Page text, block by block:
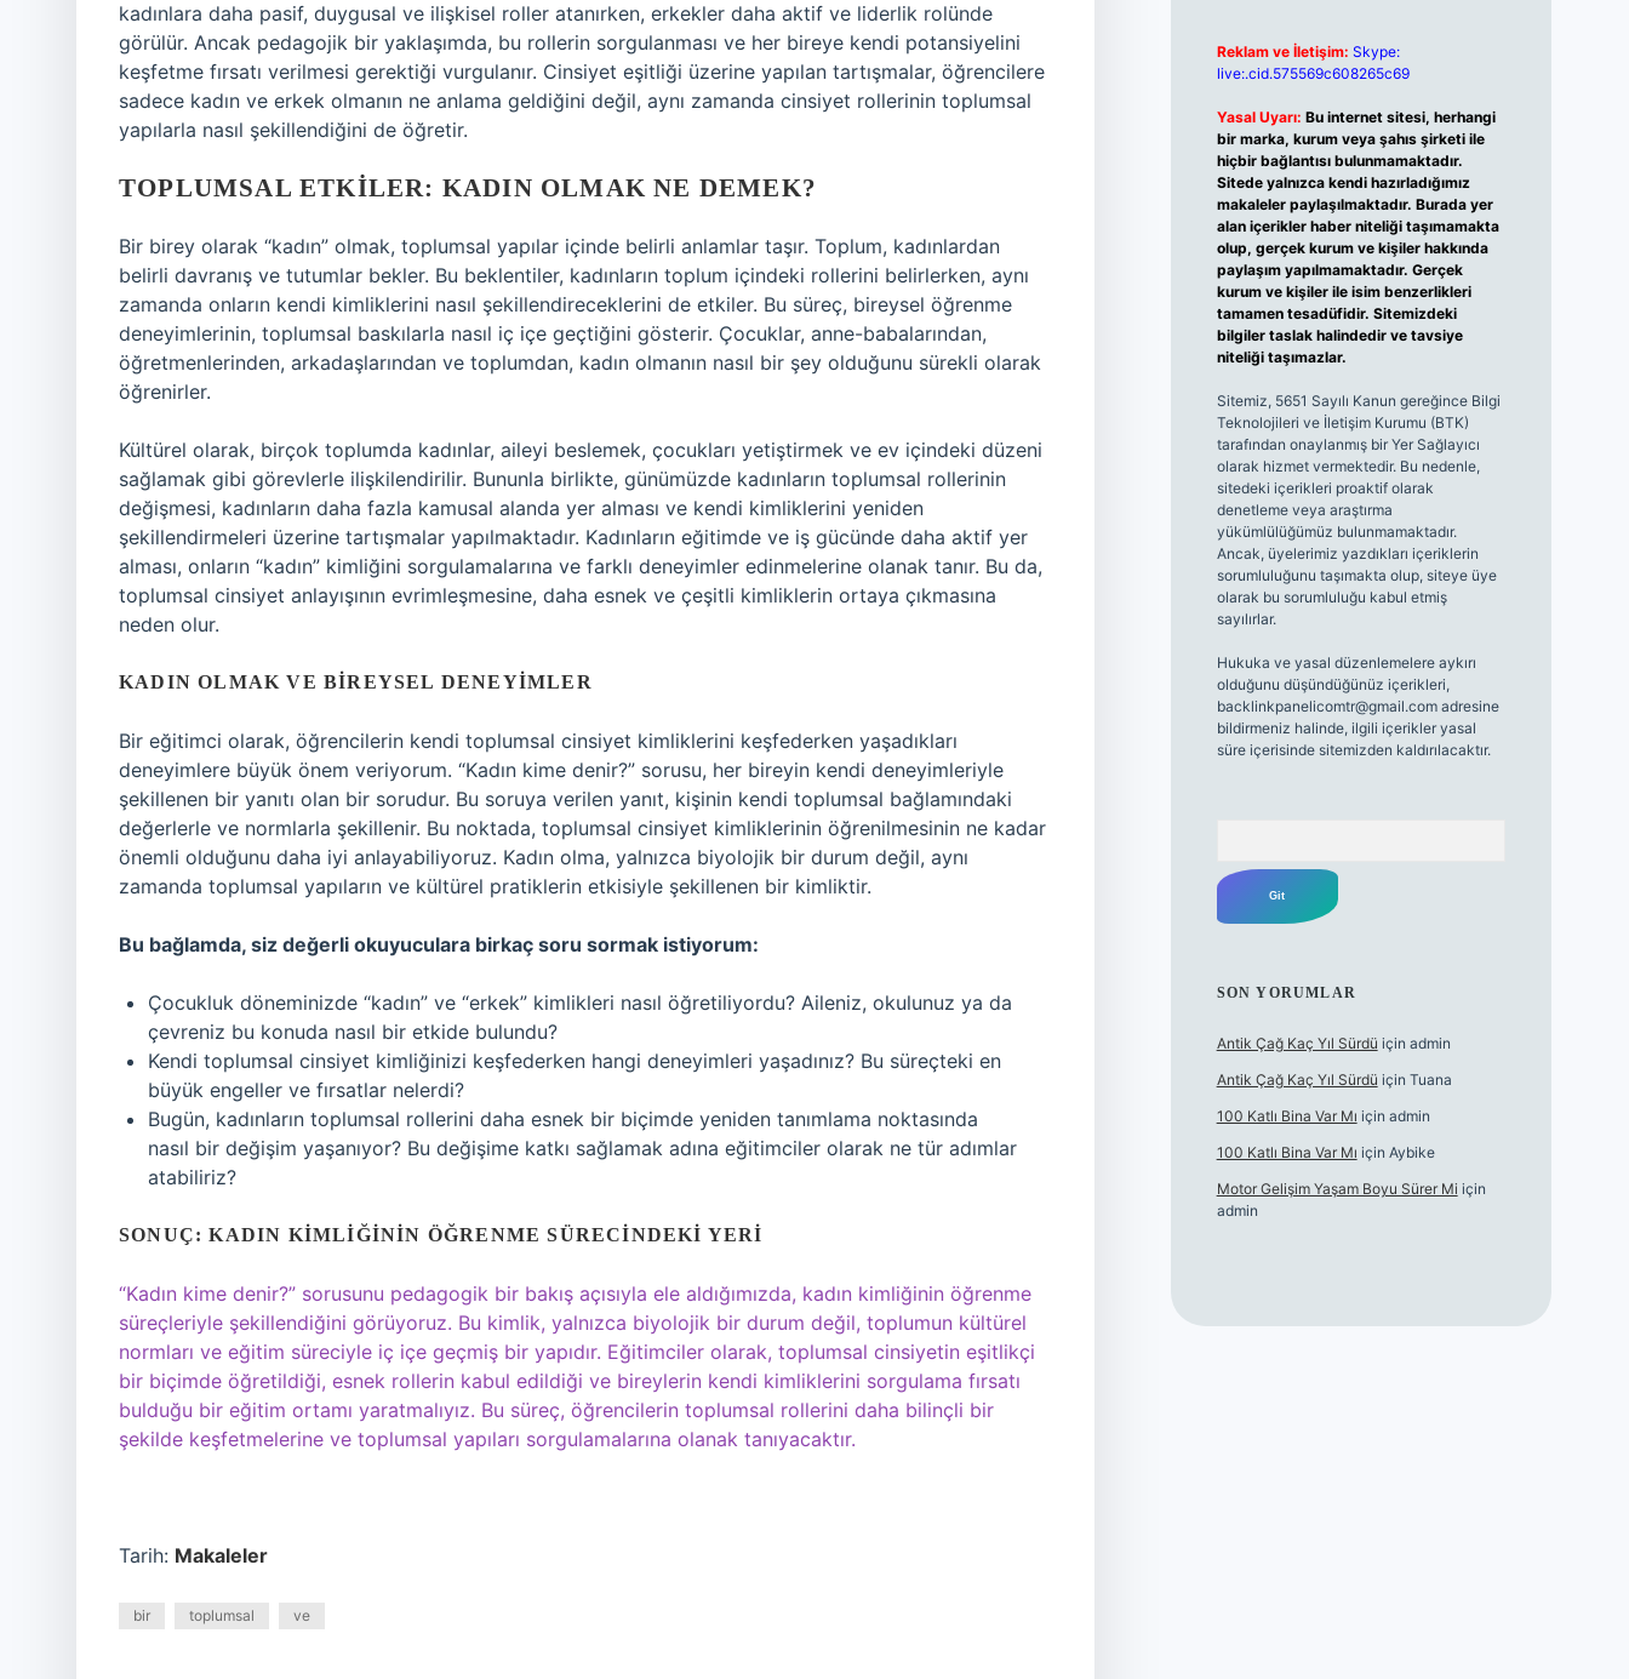
kadınlara daha pasif, duygusal ve ilişkisel roller atanırken, erkekler daha aktif ve liderlik rolünde
görülür. Ancak pedagojik bir yaklaşımda, bu rollerin sorgulanması ve her bireye kendi potansiyelini
keşfetme fırsatı verilmesi gerektiği vurgulanır. Cinsiyet eşitliği üzerine yapılan tartışmalar, öğrencilere
sadece kadın ve erkek olmanın ne anlama geldiğini değil, aynı zamanda cinsiyet rollerinin toplumsal
yapılarla nasıl şekillendiğini de öğretir.
TOPLUMSAL ETKILER: KADIN OLMAK NE DEMEK?
Bir birey olarak “kadın” olmak, toplumsal yapılar içinde belirli anlamlar taşır. Toplum, kadınlardan
belirli davranış ve tutumlar bekler. Bu beklentiler, kadınların toplum içindeki rollerini belirlerken, aynı
zamanda onların kendi kimliklerini nasıl şekillendireceklerini de etkiler. Bu süreç, bireysel öğrenme
deneyimlerinin, toplumsal baskılarla nasıl iç içe geçtiğini gösterir. Çocuklar, anne-babalarından,
öğretmenlerinden, arkadaşlarından ve toplumdan, kadın olmanın nasıl bir şey olduğunu sürekli olarak
öğrenirler.
Kültürel olarak, birçok toplumda kadınlar, aileyi beslemek, çocukları yetiştirmek ve ev içindeki düzeni
sağlamak gibi görevlerle ilişkilendirilir. Bununla birlikte, günümüzde kadınların toplumsal rollerinin
değişmesi, kadınların daha fazla kamusal alanda yer alması ve kendi kimliklerini yeniden
şekillendirmeleri üzerine tartışmalar yapılmaktadır. Kadınların eğitimde ve iş gücünde daha aktif yer
alması, onların “kadın” kimliğini sorgulamalarına ve farklı deneyimler edinmelerine olanak tanır. Bu da,
toplumsal cinsiyet anlayışının evrimleşmesine, daha esnek ve çeşitli kimliklerin ortaya çıkmasına
neden olur.
KADIN OLMAK VE BIREYSEL DENEYIMLER
Bir eğitimci olarak, öğrencilerin kendi toplumsal cinsiyet kimliklerini keşfederken yaşadıkları
deneyimlere büyük önem veriyorum. “Kadın kime denir?” sorusu, her bireyin kendi deneyimleriyle
şekillenen bir yanıtı olan bir sorudur. Bu soruya verilen yanıt, kişinin kendi toplumsal bağlamındaki
değerlerle ve normlarla şekillenir. Bu noktada, toplumsal cinsiyet kimliklerinin öğrenilmesinin ne kadar
önemli olduğunu daha iyi anlayabiliyoruz. Kadın olma, yalnızca biyolojik bir durum değil, aynı
zamanda toplumsal yapıların ve kültürel pratiklerin etkisiyle şekillenen bir kimliktir.
Bu bağlamda, siz değerli okuyuculara birkaç soru sormak istiyorum:
Çocukluk döneminizde “kadın” ve “erkek” kimlikleri nasıl öğretiliyordu? Aileniz, okulunuz ya da
çevreniz bu konuda nasıl bir etkide bulundu?
Kendi toplumsal cinsiyet kimliğinizi keşfederken hangi deneyimleri yaşadınız? Bu süreçteki en
büyük engeller ve fırsatlar nelerdi?
Bugün, kadınların toplumsal rollerini daha esnek bir biçimde yeniden tanımlama noktasında
nasıl bir değişim yaşanıyor? Bu değişime katkı sağlamak adına eğitimciler olarak ne tür adımlar
atabiliriz?
SONUÇ: KADIN KIMLIĞININ ÖĞRENME SÜRECINDEKI YERI
“Kadın kime denir?” sorusunu pedagogik bir bakış açısıyla ele aldığımızda, kadın kimliğinin öğrenme
süreçleriyle şekillendiğini görüyoruz. Bu kimlik, yalnızca biyolojik bir durum değil, toplumun kültürel
normları ve eğitim süreciyle iç içe geçmiş bir yapıdır. Eğitimciler olarak, toplumsal cinsiyetin eşitlikçi
bir biçimde öğretildiği, esnek rollerin kabul edildiği ve bireylerin kendi kimliklerini sorgulama fırsatı
bulduğu bir eğitim ortamı yaratmalıyız. Bu süreç, öğrencilerin toplumsal rollerini daha bilinçli bir
şekilde keşfetmelerine ve toplumsal yapıları sorgulamalarına olanak tanıyacaktır.
Tarih: Makaleler
bir toplumsal ve
Reklam ve İletişim: Skype:
live:.cid.575569c608265c69
Yasal Uyarı: Bu internet sitesi, herhangi
bir marka, kurum veya şahıs şirketi ile
hiçbir bağlantısı bulunmamaktadır.
Sitede yalnızca kendi hazırladığımız
makaleler paylaşılmaktadır. Burada yer
alan içerikler haber niteliği taşımamakta
olup, gerçek kurum ve kişiler hakkında
paylaşım yapılmamaktadır. Gerçek
kurum ve kişiler ile isim benzerlikleri
tamamen tesadüfidir. Sitemizdeki
bilgiler taslak halindedir ve tavsiye
niteliği taşımazlar.
Sitemiz, 5651 Sayılı Kanun gereğince Bilgi
Teknolojileri ve İletişim Kurumu (BTK)
tarafından onaylanmış bir Yer Sağlayıcı
olarak hizmet vermektedir. Bu nedenle,
sitedeki içerikleri proaktif olarak
denetleme veya araştırma
yükümlülüğümüz bulunmamaktadır.
Ancak, üyelerimiz yazdıkları içeriklerin
sorumluluğunu taşımakta olup, siteye üye
olarak bu sorumluluğu kabul etmiş
sayılırlar.
Hukuka ve yasal düzenlemelere aykırı
olduğunu düşündüğünüz içerikleri,
backlinkpanelicomtr@gmail.comadresine
bildirmeniz halinde, ilgili içerikler yasal
süre içerisinde sitemizden kaldırılacaktır.
SON YORUMLAR
Antik Çağ Kaç Yıl Sürdü için admin
Antik Çağ Kaç Yıl Sürdü için Tuana
100 Katlı Bina Var Mı için admin
100 Katlı Bina Var Mı için Aybike
Motor Gelişim Yaşam Boyu Sürer Mi için
admin